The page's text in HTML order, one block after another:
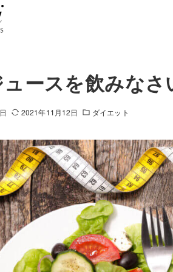
ースを飲みなさ
2021年11月12日 ダイエット